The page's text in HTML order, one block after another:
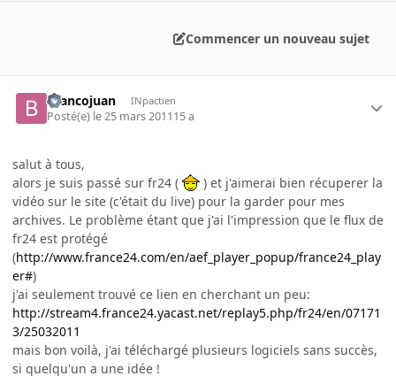
Commencer un nouveau sujet
brancojuan INpactien
Posté(e) le 25 mars 201115 a
salut à tous,
alors je suis passé sur fr24 (
) et j'aimerai bien récuperer la
vidéo sur le site (c'était du live) pour la garder pour mes
archives. Le problème étant que j'ai l'impression que le flux de
fr24 est protégé
(http://www.france24.com/en/aef_player_popup/france24_play
er#)
j'ai seulement trouvé ce lien en cherchant un peu:
http://stream4.france24.yacast.net/replay5.php/fr24/en/07171
3/25032011
mais bon voilà, j'ai téléchargé plusieurs logiciels sans succès,
si quelqu'un a une idée !